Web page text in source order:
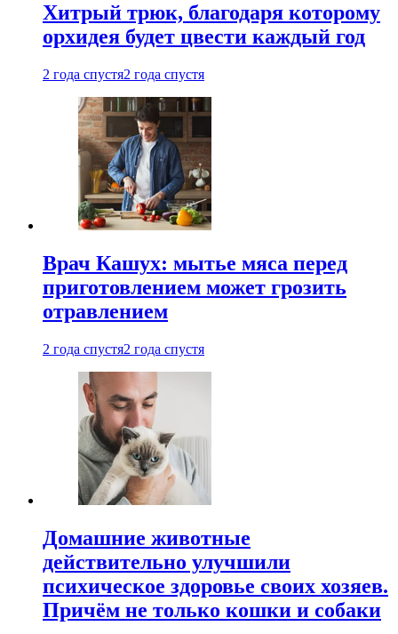
Хитрый трюк, благодаря которому
орхидея будет цвести каждый год
2 года спустя2 года спустя
Врач Кашух: мытье мяса перед
приготовлением может грозить
отравлением
2 года спустя2 года спустя
Домашние животные
действительно улучшили
психическое здоровье своих хозяев.
Причём не только кошки и собаки